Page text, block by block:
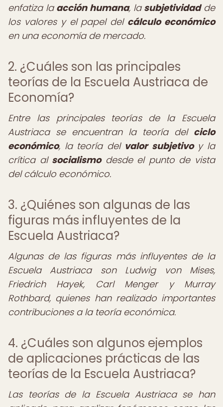
enfatiza la acción humana, la subjetividadde
los valores y el papel del cálculo económico
en una economía de mercado.
2. ¿Cuáles son las principales
teorías de la Escuela Austriaca de
Economía?
Entre las principales teorías de la Escuela
Austriaca se encuentran la teoría del ciclo
económico, la teoría del valor subjetivoy la
crítica al socialismodesde el punto de vista
del cálculo económico.
3. ¿Quiénes son algunas de las
figuras más influyentes de la
Escuela Austriaca?
Algunas de las figuras más influyentes de la
Escuela Austriaca son Ludwig von Mises,
Friedrich Hayek, Carl Menger y Murray
Rothbard, quienes han realizado importantes
contribuciones a la teoría económica.
4. ¿Cuáles son algunos ejemplos
de aplicaciones prácticas de las
teorías de la Escuela Austriaca?
Las teorías de la Escuela Austriaca se han